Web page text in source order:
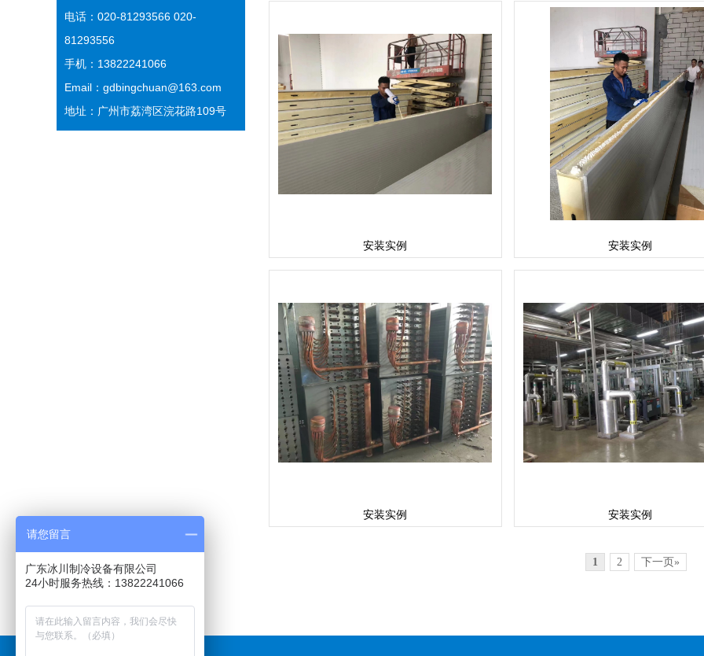
电话：020-81293566 020-
81293556
手机：13822241066
Email：gdbingchuan@163.com
地址：广州市荔湾区浣花路109号
安装实例 安装实例
安装实例 安装实例
1 2 下一页»
请您留言
广东冰川制冷设备有限公司
24小时服务热线：13822241066